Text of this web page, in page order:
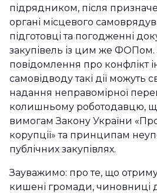
підрядником, після
органі місцевого
підготовці та погодженні
закупівель із цим же ФОПом.
повідомлення про конфлікт
самовідводу такі дії можуть
надання неправомірної
колишньому роботодавцю,
вимогам Закону України
корупції» та принципам
публічних закупівлях.
Зауважимо: про те, що
кишені громади, чиновниці